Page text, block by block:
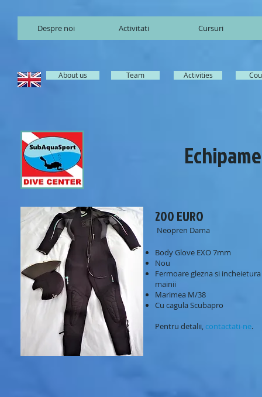
Despre noi Activitati Cursuri
About us Team Activities
200 EURO
Neopren Dama
Body Glove EXO 7mm
Nou
Fermoare glezna si incheietura
mainii
Marimea M/38
Cu cagula Scubapro
Pentru detalii, contactati-ne.